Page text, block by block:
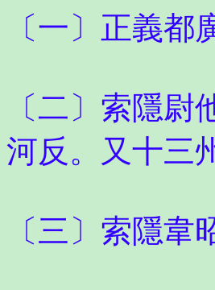
〔一〕正義都
〔二〕索隱
河反。又十三
〔三〕索隱